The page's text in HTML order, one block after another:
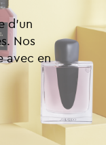
d’un
Nos
avec en